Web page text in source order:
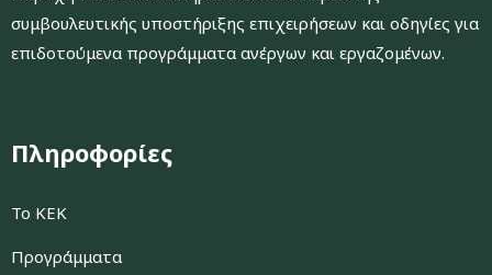
συμβουλευτικής υποστήριξης επιχειρήσεων και οδηγίες για
επιδοτούμενα προγράμματα ανέργων και εργαζομένων.
Πληροφορίες
Το ΚΕΚ
Προγράμματα